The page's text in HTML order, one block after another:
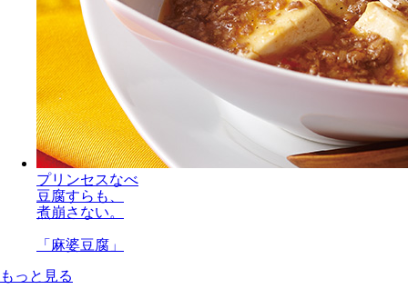
プリンセスなべ
豆腐すらも、
煮崩さない。
「麻婆豆腐」
もっと見る